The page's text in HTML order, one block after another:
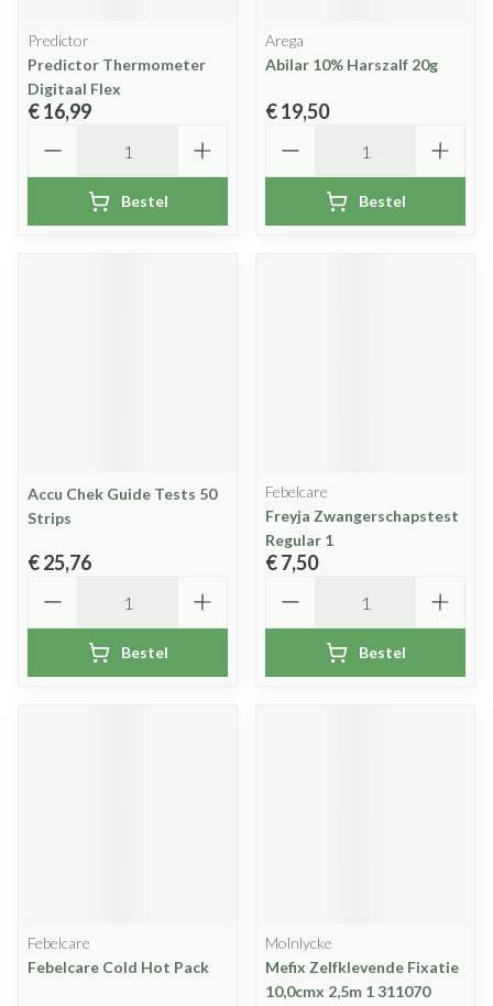
Predictor
Predictor Thermometer
Digitaal Flex
€ 16,99
Bestel
Arega
Abilar 10% Harszalf 20g
€ 19,50
Bestel
Accu Chek Guide Tests 50
Strips
€ 25,76
Bestel
Febelcare
Freyja Zwangerschapstest
Regular 1
€ 7,50
Bestel
Febelcare
Febelcare Cold Hot Pack
Molnlycke
Mefix Zelfklevende Fixatie
10,0cmx 2,5m 1 311070